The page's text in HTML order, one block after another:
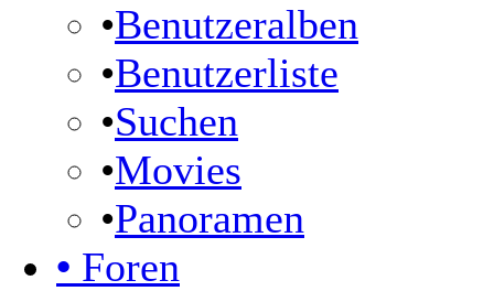
•Benutzeralben
•Benutzerliste
•Suchen
•Movies
•Panoramen
• Foren